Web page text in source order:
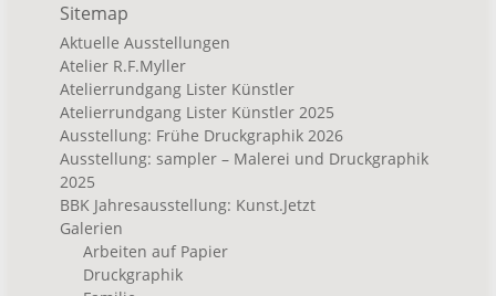
Sitemap
Aktuelle Ausstellungen
Atelier R.F.Myller
Atelierrundgang Lister Künstler
Atelierrundgang Lister Künstler 2025
Ausstellung: Frühe Druckgraphik 2026
Ausstellung: sampler – Malerei und Druckgraphik
2025
BBK Jahresausstellung: Kunst.Jetzt
Galerien
Arbeiten auf Papier
Druckgraphik